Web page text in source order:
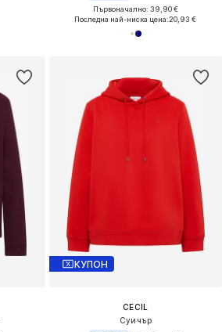
Първоначално: 39,90 €
Последна най-ниска цена:20,93 €
КУПОН
CECIL
Суичър